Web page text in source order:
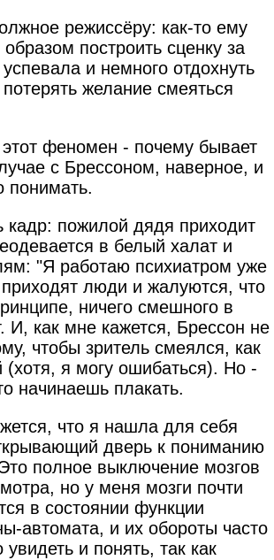
режиссёру: как-то ему
построить сценку за
и немного отдохнуть
желание смеяться
феномен - почему бывает
с Брессоном, наверное, и
понимать.
кадр: пожилой дядя приходит
в белый халат и
"Я работаю психиатром уже
люди и жалуются, что
ничего смешного в
И, как мне кажется, Брессон не
чтобы зритель смеялся, как
я могу ошибаться). Но -
начинаешь плакать.
что я нашла для себя
дверь к пониманию
полное выключение мозгов
но у меня мозги почти
в состоянии функции
автомата, и их обороты часто
и понять, так как